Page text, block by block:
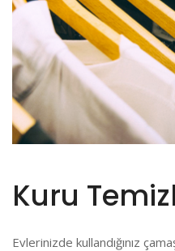
Kuru
Evlerinizde kullandığınız